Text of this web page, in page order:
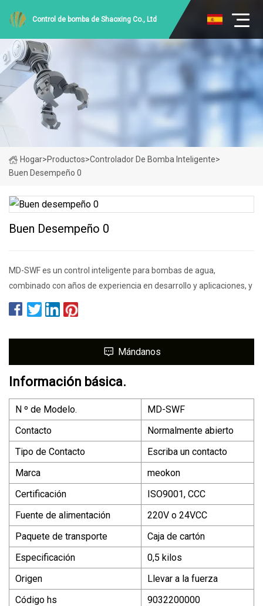
Control de bomba de Shaoxing Co., Ltd
Hogar>Productos>Controlador De Bomba Inteligente>
Buen Desempeño 0
Buen Desempeño 0
MD-SWF es un control inteligente para bombas de agua,
combinado con años de experiencia en desarrollo y aplicaciones, y
Mándanos
Información básica.
N º de Modelo.
MD-SWF
Contacto
Normalmente abierto
Tipo de Contacto
Escriba un contacto
Marca
meokon
Certificación
ISO9001, CCC
Fuente de alimentación
220V o 24VCC
Paquete de transporte
Caja de cartón
Especificación
0,5 kilos
Origen
Llevar a la fuerza
Código hs
9032200000